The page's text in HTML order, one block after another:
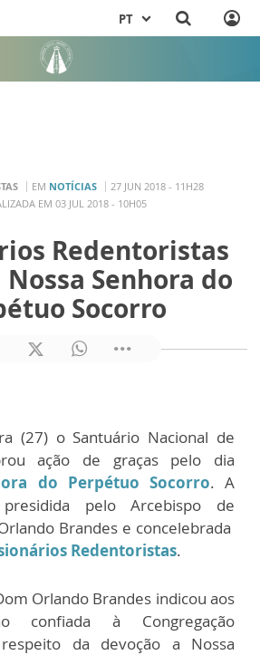
PT
EM NOTÍCIAS
27 JUN 2018 - 11H28
EM 03 JUL 2018 - 10H05
Redentoristas
Senhora do
Socorro
(27) o Santuário Nacional de
ação de graças pelo dia
do Perpétuo Socorro. A
pelo Arcebispo de
Brandes e concelebrada
Redentoristas.
Orlando Brandes indicou aos
confiada à Congregação
da devoção a Nossa